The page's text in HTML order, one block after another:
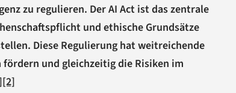
zu regulieren. Der AI Act ist das zentrale
und ethische Grundsätze
Diese Regulierung hat weitreichende
und gleichzeitig die Risiken im
[2]